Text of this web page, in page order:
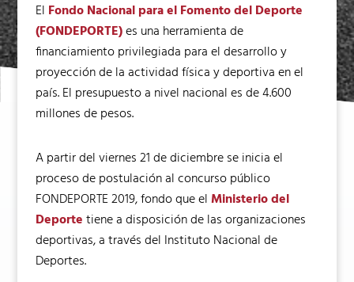
El Fondo Nacional para el Fomento del Deporte
(FONDEPORTE)es una herramienta de
financiamiento privilegiada para el desarrollo y
proyección de la actividad física y deportiva en el
país. El presupuesto a nivel nacional es de 4.600
millones de pesos.
A partir del viernes 21 de diciembre se inicia el
proceso de postulación al concurso público
FONDEPORTE 2019, fondo que elMinisterio del
Deportetiene a disposición de las organizaciones
deportivas, a través del Instituto Nacional de
Deportes.